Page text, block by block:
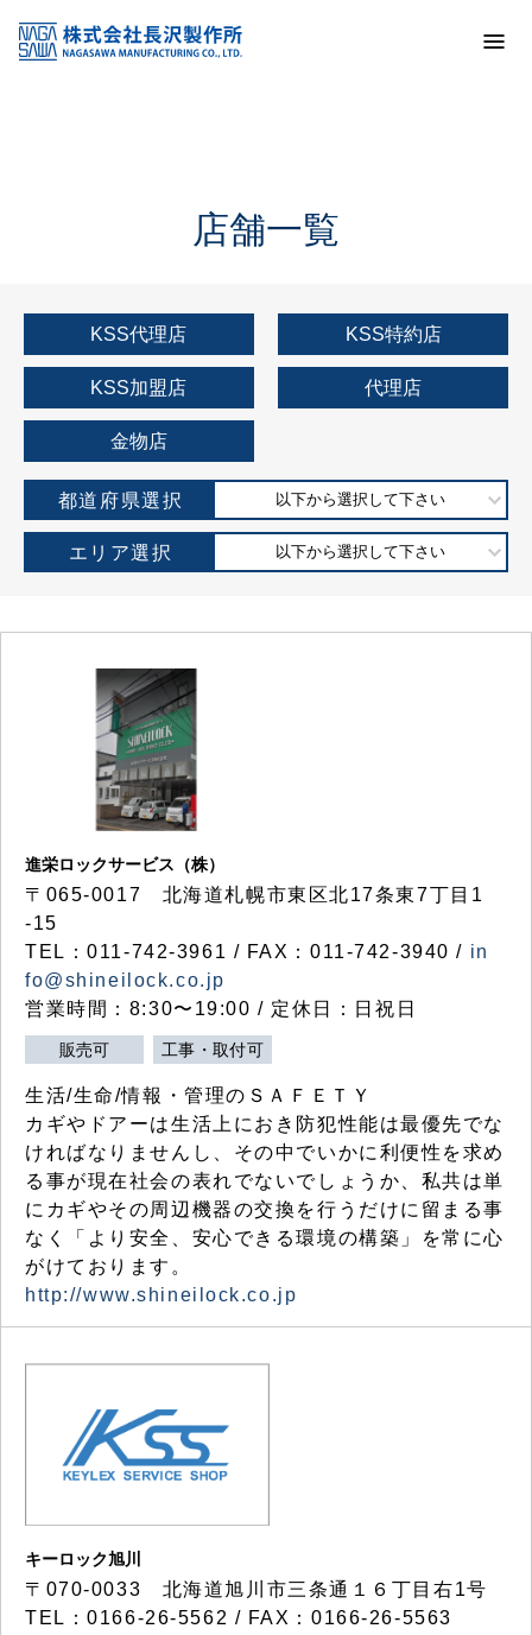
KSS加盟店・取扱店情報
店舗一覧
店舗一覧
KSS代理店 KSS特約店
KSS加盟店 代理店
金物店
都道府県選択 以下から選択して下さい
エリア選択 以下から選択して下さい
進栄ロックサービス（株）
〒065-0017 北海道札幌市東区北17条東7丁目1
-15
TEL：011-742-3961 / FAX：011-742-3940 / in
fo@shineilock.co.jp
営業時間：8:30〜19:00 / 定休日：日祝日
販売可 工事・取付可
生活/生命/情報・管理のＳＡＦＥＴＹ
カギやドアーは生活上におき防犯性能は最優先でな
ければなりませんし、その中でいかに利便性を求め
る事が現在社会の表れでないでしょうか、私共は単
にカギやその周辺機器の交換を行うだけに留まる事
なく「より安全、安心できる環境の構築」を常に心
がけております。
http://www.shineilock.co.jp
キーロック旭川
〒070-0033 北海道旭川市三条通１６丁目右1号
TEL：0166-26-5562 / FAX：0166-26-5563